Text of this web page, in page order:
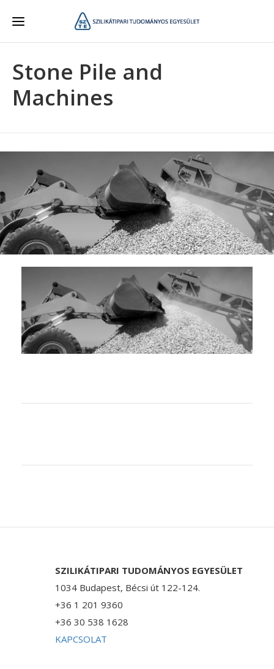
Stone Pile and
Machines
SZILIKÁTIPARI TUDOMÁNYOS EGYESÜLET
1034 Budapest, Bécsi út 122-124.
+36 1 201 9360
+36 30 538 1628
KAPCSOLAT